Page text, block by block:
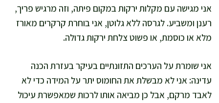
אני מגישה עם מקלות ירקות במקום פיתה, וזה מרגיש פריך,
רענן ומשביע. לגרסה ללא גלוטן, אני בוחרת קרקרים מאורז
מלא או כוסמת, או פשוט צלחת ירקות גדולה.
אני שומרת על הערכים התזונתיים בעיקר בעזרת הכנה
עדינה: אני לא מבשלת את החומוס יתר על המידה כדי לא
לאבד מרקם, אבל כן מביאה אותו לרכות שמאפשרת עיכול